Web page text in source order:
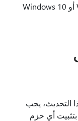
Windows Server 2012 R2 أو Windows 10 أو Windows 10
التحديث، يجب
أي حزم